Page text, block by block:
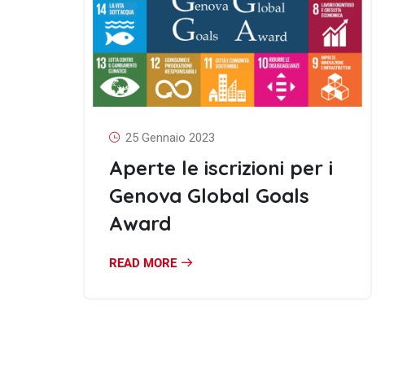
25 Gennaio 2023
Aperte le iscrizioni per i
Genova Global Goals
Award
READ MORE